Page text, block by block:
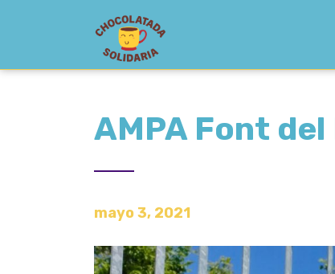
AMPA Font del
mayo 3, 2021